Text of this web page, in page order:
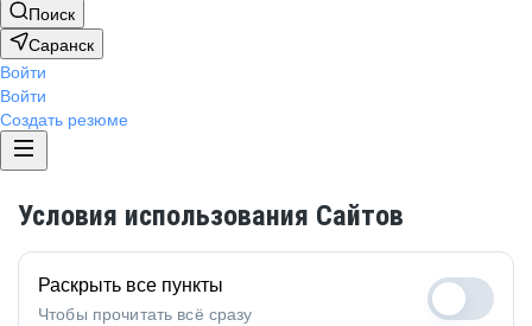
Поиск
Саранск
Войти
Войти
Создать резюме
Условия использования Сайтов
Раскрыть все пункты
Чтобы прочитать всё сразу